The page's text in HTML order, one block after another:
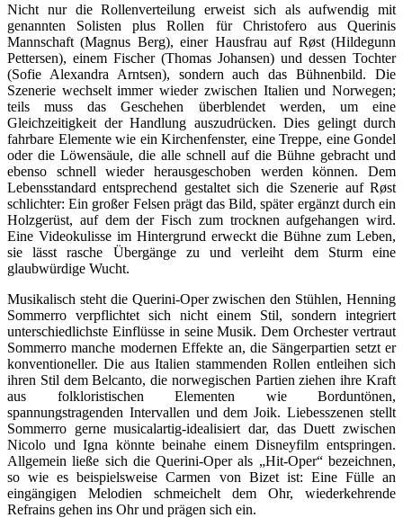
Nicht nur die Rollenverteilung erweist sich als aufwendig mit
genannten Solisten plus Rollen für Christofero aus Querinis
Mannschaft (Magnus Berg), einer Hausfrau auf Røst (Hildegunn
Pettersen), einem Fischer (Thomas Johansen) und dessen Tochter
(Sofie Alexandra Arntsen), sondern auch das Bühnenbild. Die
Szenerie wechselt immer wieder zwischen Italien und Norwegen;
teils muss das Geschehen überblendet werden, um eine
Gleichzeitigkeit der Handlung auszudrücken. Dies gelingt durch
fahrbare Elemente wie ein Kirchenfenster, eine Treppe, eine Gondel
oder die Löwensäule, die alle schnell auf die Bühne gebracht und
ebenso schnell wieder herausgeschoben werden können. Dem
Lebensstandard entsprechend gestaltet sich die Szenerie auf Røst
schlichter: Ein großer Felsen prägt das Bild, später ergänzt durch ein
Holzgerüst, auf dem der Fisch zum trocknen aufgehangen wird.
Eine Videokulisse im Hintergrund erweckt die Bühne zum Leben,
sie lässt rasche Übergänge zu und verleiht dem Sturm eine
glaubwürdige Wucht.
Musikalisch steht die Querini-Oper zwischen den Stühlen, Henning
Sommerro verpflichtet sich nicht einem Stil, sondern integriert
unterschiedlichste Einflüsse in seine Musik. Dem Orchester vertraut
Sommerro manche modernen Effekte an, die Sängerpartien setzt er
konventioneller. Die aus Italien stammenden Rollen entleihen sich
ihren Stil dem Belcanto, die norwegischen Partien ziehen ihre Kraft
aus folkloristischen Elementen wie Borduntönen,
spannungstragenden Intervallen und dem Joik. Liebesszenen stellt
Sommerro gerne musicalartig-idealisiert dar, das Duett zwischen
Nicolo und Igna könnte beinahe einem Disneyfilm entspringen.
Allgemein ließe sich die Querini-Oper als „Hit-Oper“ bezeichnen,
so wie es beispielsweise Carmen von Bizet ist: Eine Fülle an
eingängigen Melodien schmeichelt dem Ohr, wiederkehrende
Refrains gehen ins Ohr und prägen sich ein.